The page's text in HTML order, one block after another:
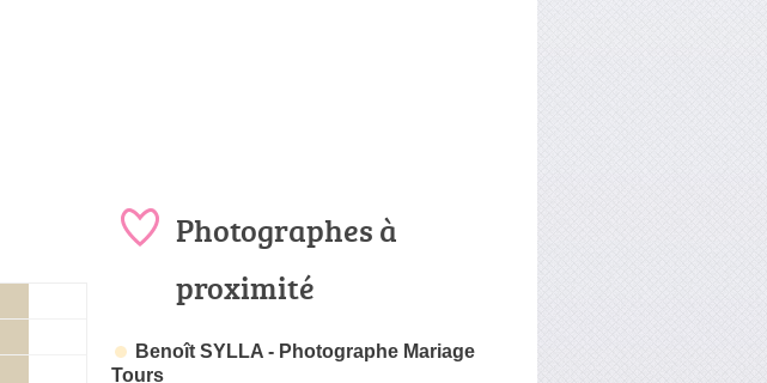
Photographes à
proximité
Benoît SYLLA - Photographe Mariage
Tours